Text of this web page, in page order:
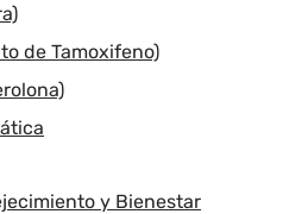
de Tamoxifeno)
y Bienestar